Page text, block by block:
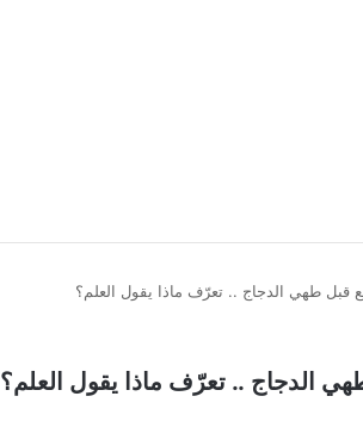
قبل طهي الدجاج .. تعرّف ماذا يقول العلم؟
الدجاج .. تعرّف ماذا يقول العلم؟